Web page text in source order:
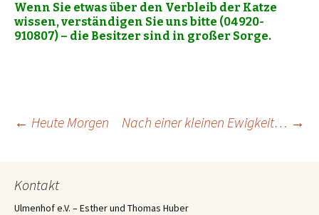
Wenn Sie etwas über den Verbleib der Katze
wissen, verständigen Sie uns bitte (04920-
910807) – die Besitzer sind in großer Sorge.
Beitrags-
Navigation
← Heute Morgen Nach einer kleinen Ewigkeit… →
Kontakt
Ulmenhof e.V. – Esther und Thomas Huber